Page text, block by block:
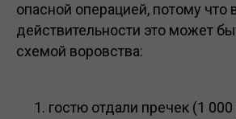
опасной операцией, потому что
действительности это может
схемой воровства:
гостю отдали пречек (1 000